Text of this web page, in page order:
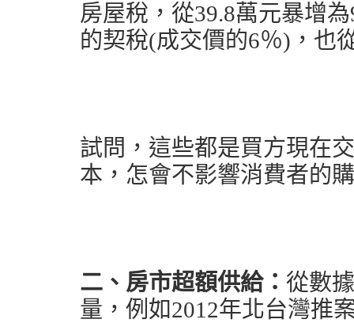
房屋稅，從39.8萬元暴增
的契稅(成交價的6％)，也
試問，這些都是買方現在
本，怎會不影響消費者的
二、房市超額供給： 從數
量，例如2012年北台灣推